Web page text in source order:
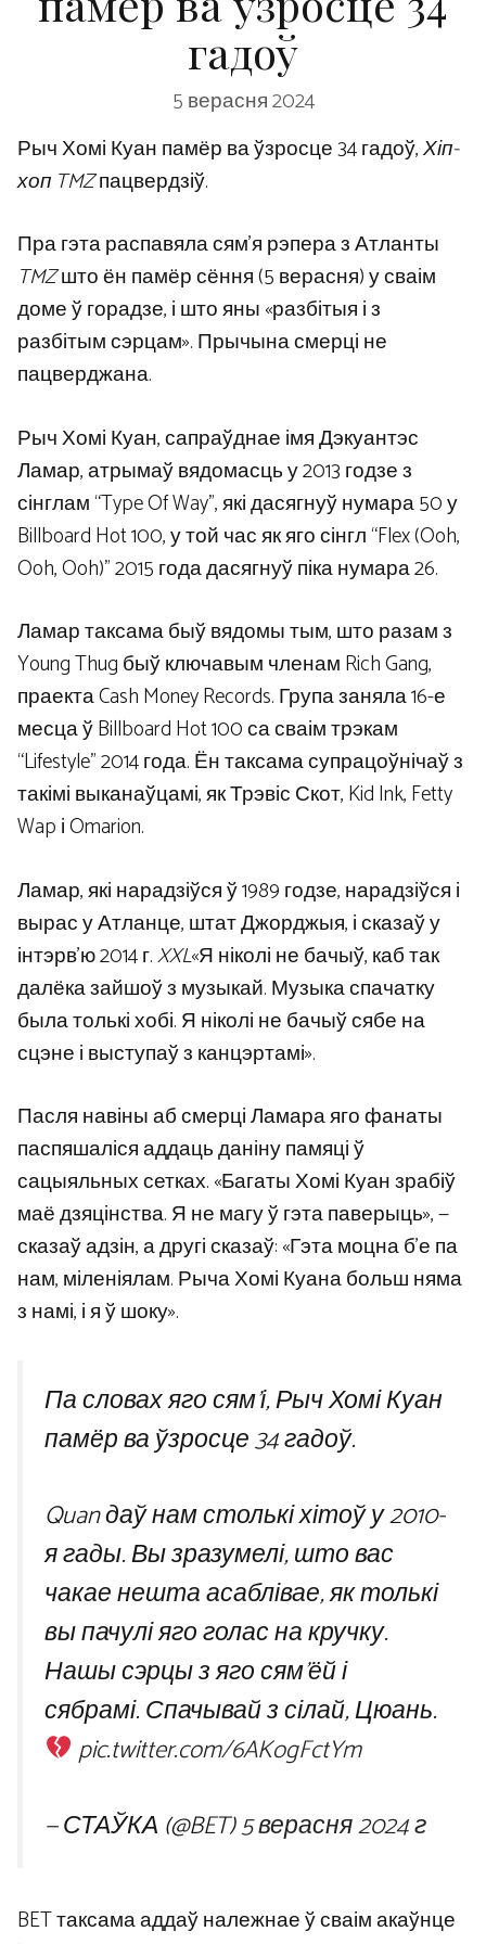
гадоў
5 верасня 2024
Рыч Хомі Куан памёр ва ўзросце 34 гадоў,Хіп-
хоп TMZпацвердзіў.
Пра гэта распавяла сям’я рэпера з Атланты
TMZшто ён памёр сёння (5 верасня) у сваім
доме ў горадзе, і што яны «разбітыя і з
разбітым сэрцам». Прычына смерці не
пацверджана.
Рыч Хомі Куан, сапраўднае імя Дэкуантэс
Ламар, атрымаў вядомасць у 2013 годзе з
сінглам “Type Of Way”, які дасягнуў нумара 50 у
Billboard Hot 100, у той час як яго сінгл “Flex (Ooh,
Ooh, Ooh)” 2015 года дасягнуў піка нумара 26.
Ламар таксама быў вядомы тым, што разам з
Young Thug быў ключавым членам Rich Gang,
праекта Cash Money Records. Група заняла 16-е
месца ў Billboard Hot 100 са сваім трэкам
“Lifestyle” 2014 года. Ён таксама супрацоўнічаў з
такімі выканаўцамі, як Трэвіс Скот, Kid Ink, Fetty
Wap і Omarion.
Ламар, які нарадзіўся ў 1989 годзе, нарадзіўся і
вырас у Атланце, штат Джорджыя, і сказаў у
інтэрв’ю 2014 г.XXL«Я ніколі не бачыў, каб так
далёка зайшоў з музыкай. Музыка спачатку
была толькі хобі. Я ніколі не бачыў сябе на
сцэне і выступаў з канцэртамі».
Пасля навіны аб смерці Ламара яго фанаты
паспяшаліся аддаць даніну памяці ў
сацыяльных сетках. «Багаты Хомі Куан зрабіў
маё дзяцінства. Я не магу ў гэта паверыць», —
сказаў адзін, а другі сказаў: «Гэта моцна б’е па
нам, міленіялам. Рыча Хомі Куана больш няма
з намі, і я ў шоку».
Па словах яго сям’і, Рыч Хомі Куан
памёр ва ўзросце 34 гадоў.
Quan даў нам столькі хітоў у 2010-
я гады. Вы зразумелі, што вас
чакае нешта асаблівае, як толькі
вы пачулі яго голас на кручку.
Нашы сэрцы з яго сям’ёй і
сябрамі. Спачывай з сілай, Цюань.
pic.twitter.com/6AKogFctYm
— СТАЎКА (@BET)5 верасня 2024 г
BET таксама аддаў належнае ў сваім акаўнце